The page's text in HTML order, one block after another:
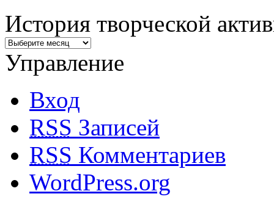
История творческой
Управление
Вход
RSS Записей
RSS Комментариев
WordPress.org